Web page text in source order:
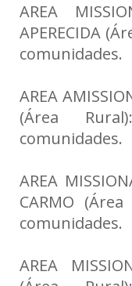
AREA
APERECIDA
comunidades.
AREA
(Área
comunidades.
AREA
CARMO
comunidades.
AREA